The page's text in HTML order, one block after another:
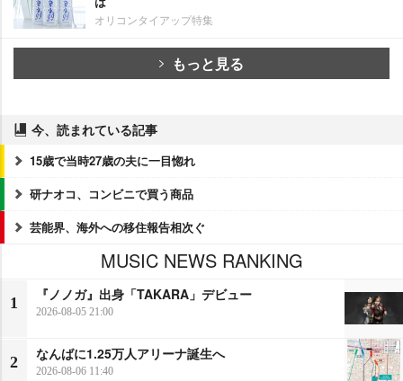
オリコンタイアップ特集
もっと見る
今、読まれている記事
15歳で当時27歳の夫に一目惚れ
研ナオコ、コンビニで買う商品
芸能界、海外への移住報告相次ぐ
MUSIC NEWS RANKING
1
『ノノガ』出身「TAKARA」デビュー
2026-08-05 21:00
2
なんばに1.25万人アリーナ誕生へ
2026-08-06 11:40